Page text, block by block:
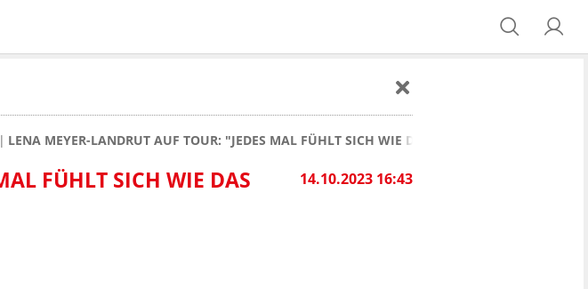
LENA MEYER-LANDRUT AUF TOUR: "JEDES MAL FÜHLT SICH WIE DAS ERSTE MAL AN"
14.10.2023 16:43
FÜHLT SICH WIE DAS